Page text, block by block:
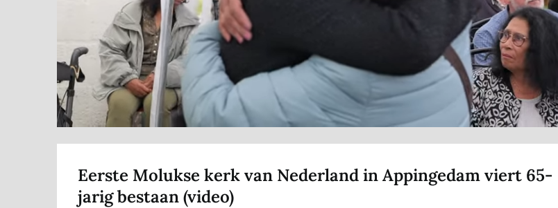
Eerste Molukse kerk van Nederland in Appingedam viert 65-
jarig bestaan (video)